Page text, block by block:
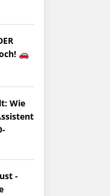
🚗
Wie
-